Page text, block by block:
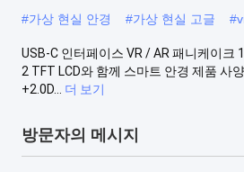
#가상 현실 안경 #가상 현실 고글 #
USB-C 인터페이스 VR / AR 패니케이
2 TFT LCD와 함께 스마트 안경 제품 사
+2.0D...
더 보기
방문자의 메시지